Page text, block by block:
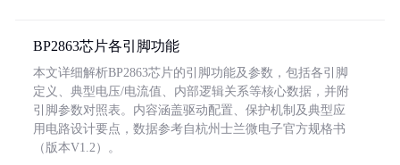
BP2863芯片各引脚功能
本文详细解析BP2863芯片的引脚功能及参数，包括各引脚
定义、典型电压/电流值、内部逻辑关系等核心数据，并附
引脚参数对照表。内容涵盖驱动配置、保护机制及典型应
用电路设计要点，数据参考自杭州士兰微电子官方规格书
（版本V1.2）。